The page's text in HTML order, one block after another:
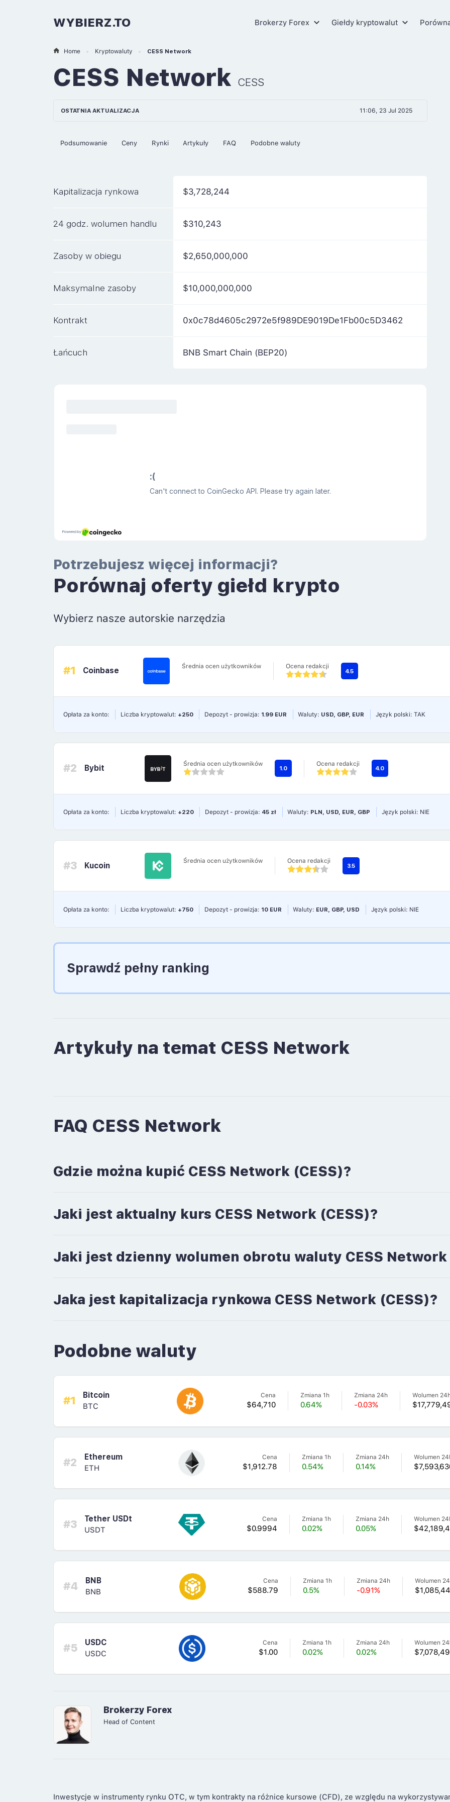
WYBIERZ.TO Brokerzy Forex Giełdy kryptowalut
Home Kryptowaluty CESS Network
CESS Network CESS
OSTATNIA AKTUALIZACJA 11:06, 23 Jul 2025
Podsumowanie Ceny Rynki Artykuły FAQ Podobne waluty
Kapitalizacja rynkowa $3,728,244
24 godz. wolumen handlu $310,243
Zasoby w obiegu $2,650,000,000
Maksymalne zasoby $10,000,000,000
Kontrakt 0x0c78d4605c2972e5f989DE9019De1Fb00c5D3462
Łańcuch BNB Smart Chain (BEP20)
Potrzebujesz więcej informacji?
Porównaj oferty giełd krypto
Wybierz nasze autorskie narzędzia
#1 Coinbase Średnia ocen użytkowników Ocena redakcji
4.5
Opłata za konto: Liczba kryptowalut: +250 Depozyt - prowizja: 1.99 EUR Waluty: USD, GBP, EUR Język polski: TAK
#2 Bybit Średnia ocen użytkowników
1.0
Ocena redakcji
4.0
Opłata za konto: Liczba kryptowalut: +220 Depozyt - prowizja: 45 zł Waluty: PLN, USD, EUR, GBP Język polski: NIE
#3 Kucoin Średnia ocen użytkowników Ocena redakcji
3.5
Opłata za konto: Liczba kryptowalut: +750 Depozyt - prowizja: 10 EUR Waluty: EUR, GBP, USD Język polski: NIE
Sprawdź pełny ranking
Artykuły na temat CESS Network
FAQ CESS Network
Gdzie można kupić CESS Network (CESS)?
Jaki jest aktualny kurs CESS Network (CESS)?
Jaki jest dzienny wolumen obrotu waluty CESS Network
Jaka jest kapitalizacja rynkowa CESS Network (CESS)?
Podobne waluty
#1
Bitcoin
BTC
Cena
$64,710
Zmiana 1h
0.64%
Zmiana 24h
-0.03%
Wolumen
#2
Ethereum
ETH
Cena
$1,912.78
Zmiana 1h
0.54%
Zmiana 24h
0.14%
Wolumen
#3
Tether USDt
USDT
Cena
$0.9994
Zmiana 1h
0.02%
Zmiana 24h
0.05%
Wolumen
#4
BNB
BNB
Cena
$588.79
Zmiana 1h
0.5%
Zmiana 24h
-0.91%
Wolumen
#5
USDC
USDC
Cena
$1.00
Zmiana 1h
0.02%
Zmiana 24h
0.02%
Wolumen
Brokerzy Forex
Head of Content
Inwestycje w instrumenty rynku OTC, w tym kontrakty na różnice kursowe (CFD), ze względu na